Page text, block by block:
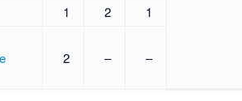
1 2
1
2 – –